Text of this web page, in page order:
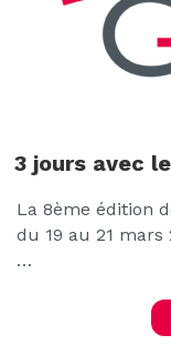
3 jours avec
La 8ème édition
du 19 au 21 mars
…